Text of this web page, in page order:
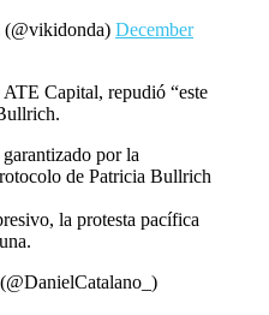
December
ATE Capital, repudió “este
por la
de Patricia Bullrich
la protesta pacífica